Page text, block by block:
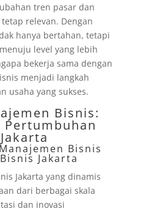
tren pasar dan
relevan. Dengan
hanya bertahan, tetapi
level yang lebih
bekerja sama dengan
menjadi langkah
usaha yang sukses.
Bisnis:
Bisnis
Jakarta
Jakarta yang dinamis
dari berbagai skala
dan inovasi